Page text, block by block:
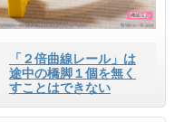
「２倍曲線レール」は
途中の橋脚１個を無く
すことはできない